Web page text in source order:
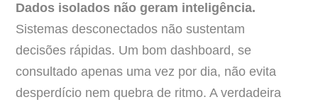
Dados isolados não geram inteligência.
Sistemas desconectados não sustentam
decisões rápidas. Um bom dashboard, se
consultado apenas uma vez por dia, não evita
desperdício nem quebra de ritmo. A verdadeira